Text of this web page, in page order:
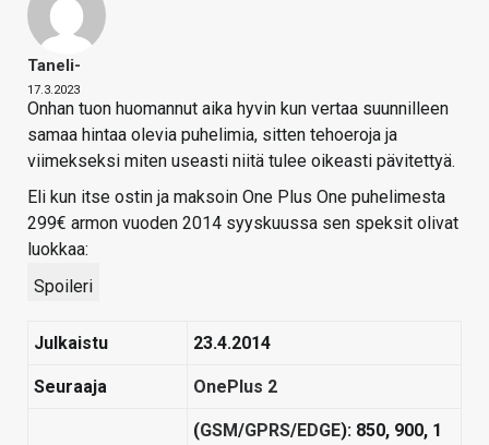
Taneli-
17.3.2023
Onhan tuon huomannut aika hyvin kun vertaa suunnilleen
samaa hintaa olevia puhelimia, sitten tehoeroja ja
viimekseksi miten useasti niitä tulee oikeasti pävitettyä.
Eli kun itse ostin ja maksoin One Plus One puhelimesta
299€ armon vuoden 2014 syyskuussa sen speksit olivat
luokkaa:
Spoileri
Julkaistu 23.4.2014
Seuraaja OnePlus 2
(GSM/GPRS/EDGE): 850, 900, 1